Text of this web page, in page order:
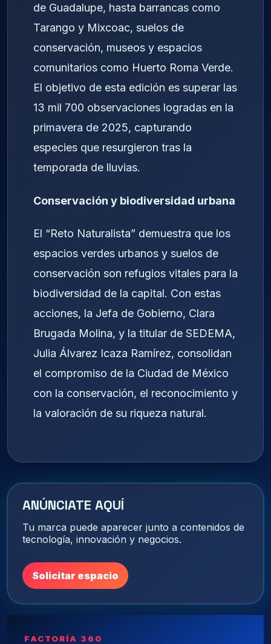
de Guadalupe, hasta barrancas como
Tarango y Mixcoac, suelos de
conservación, museos y espacios
comunitarios como Huerto Roma Verde.
El objetivo de esta edición es superar las
13 mil 700 observaciones logradas en la
primavera de 2025, capturando
especies que resurgieron tras la
temporada de lluvias.
Conservación y biodiversidad urbana
El “Reto Naturalista” demuestra que los
espacios verdes urbanos y suelos de
conservación son refugios vitales para la
biodiversidad de la capital. Con estas
acciones, la Jefa de Gobierno, Clara
Brugada Molina, y la titular de SEDEMA,
Julia Álvarez Icaza Ramírez, consolidan
el compromiso de la Ciudad de México
con la conservación, el reconocimiento y
la valoración de su riqueza natural.
ANÚNCIATE AQUÍ
Tu marca puede aparecer junto a contenidos de
tecnología, innovación y negocios.
Solicitar espacio
FACTORÍA 360